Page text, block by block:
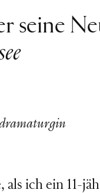
seine
ich ein 11-